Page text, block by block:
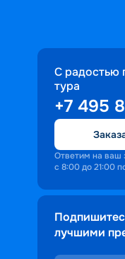
продлится
С радостью
тура
+7 495
Ответим на ваш
с 8:00 до 21:00
лучшими